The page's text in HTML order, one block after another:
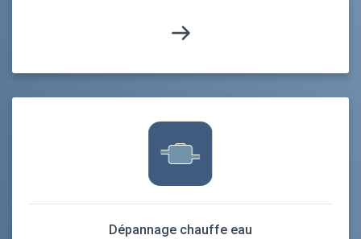
Dépannage chauffe eau